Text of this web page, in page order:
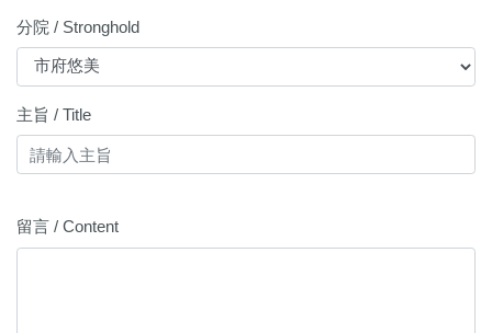
分院 / Stronghold
主旨 / Title
留言 / Content